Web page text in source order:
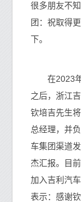
很多朋友不
团：祝取得
下。
在2023年8
之后，浙江
钦培吉先生
总经理，并
车集团渠道
杰汇报。目
加入吉利汽
表示：感谢